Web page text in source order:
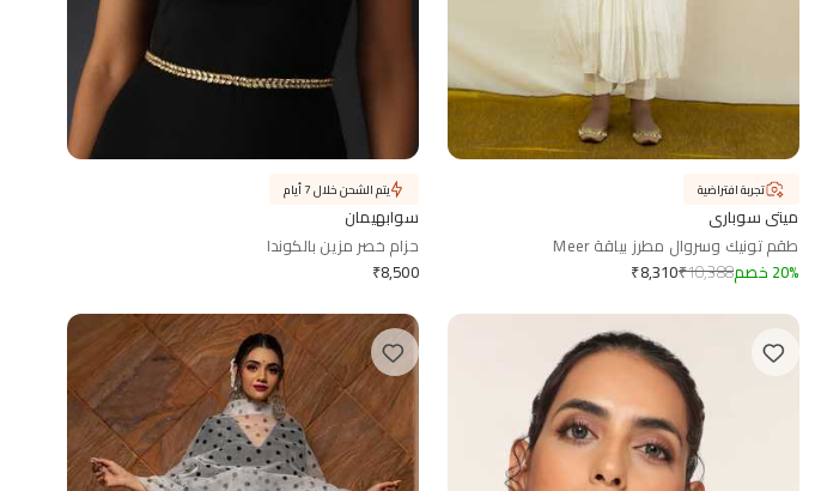
ميتي سوباري
طقم تونيك وسروال مطرز بياقة Meer
₹8,310₹10,388 20% خصم
تجربة افتراضية
سوابهيمان
حزام خصر مزين بالكوندا
₹8,500
يتم الشحن خلال 7 أيام